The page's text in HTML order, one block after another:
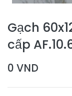
Gạch
cấp
0 VND